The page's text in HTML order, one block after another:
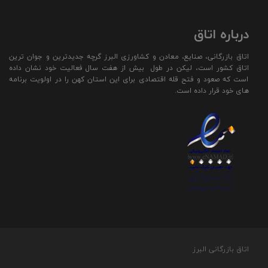
درباره اتاق
اتاق بازرگانی، صنایع، معادن و کشاورزی البرز گرچه جدیدترین و جوان ترین
اتاق کشور است، لیکن در طول بیش از هفت سال فعالیت خود نشان داده
است که صعود و فتح قله اقتصادی برای این استان کهن را در اولویت برنامه
های خود قرار داده است.
اتاق بازرگانی البرز